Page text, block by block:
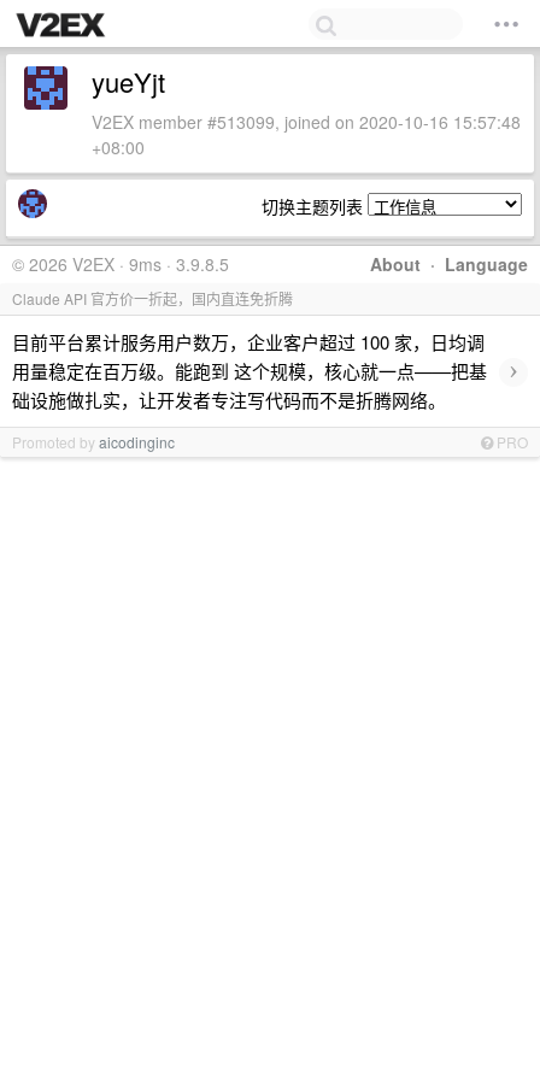
yueYjt
V2EX member #513099, joined on 2020-10-16 15:57:48
+08:00
切换主题列表
About · Language
© 2026 V2EX · 9ms · 3.9.8.5
Claude API 官方价一折起，国内直连免折腾
目前平台累计服务用户数万，企业客户超过 100 家，日均调
用量稳定在百万级。能跑到 这个规模，核心就一点——把基
础设施做扎实，让开发者专注写代码而不是折腾网络。
›
Promoted byaicodinginc PRO